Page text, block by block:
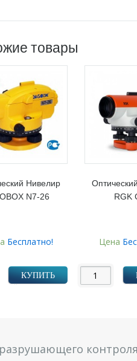
товары
Нивелир
N7-26
Бесплатно!
КУПИТЬ
RGK
Цена